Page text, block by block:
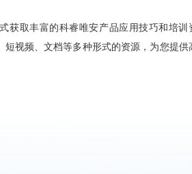
获取丰富的科睿唯安产品应用技巧和培训
短视频、文档等多种形式的资源，为您提供